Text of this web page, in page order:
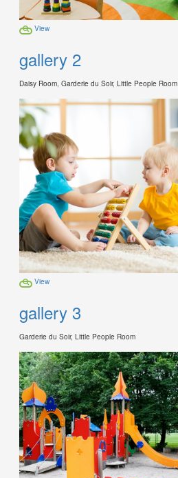
View
gallery 2
Daisy Room, Garderie du Soir, Little People Room
View
gallery 3
Garderie du Soir, Little People Room